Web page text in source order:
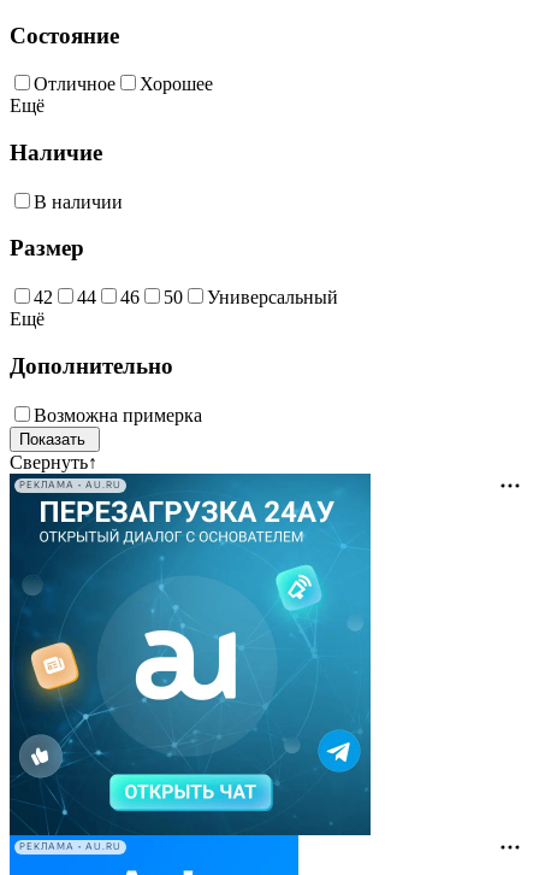
Состояние
Отличное
Хорошее
Ещё
Наличие
В наличии
Размер
42 44 46 50
Универсальный
Ещё
Дополнительно
Возможна примерка
Свернуть↑
РЕКЛАМА • AU.RU
РЕКЛАМА • AU.RU